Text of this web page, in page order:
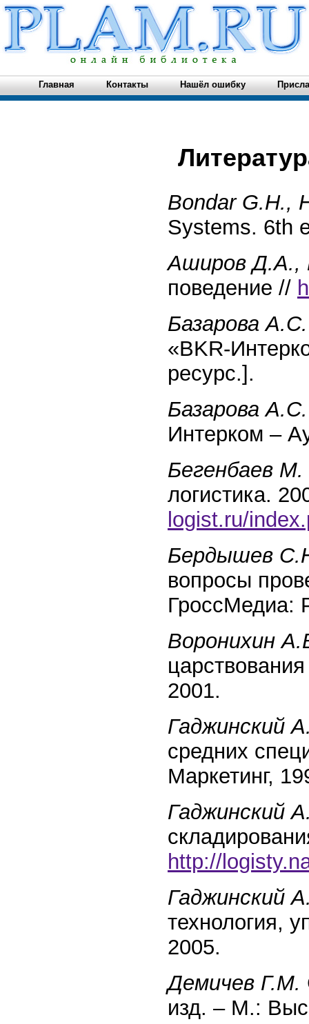
Главная Контакты Нашёл ошибку
Bondar G.H.,
Systems. 6th
Аширов Д.А.,
поведение //
Базарова А.С.
«BKR-
ресурс.].
Базарова А.С.
Интерком –
Бегенбаев М.
логистика.
logist.ru/
Бердышев
вопросы
Воронихин
2001.
Гаджинский
средних
Маркетинг,
Гаджинский
http://
Гаджинский
технология,
2005.
Демичев Г.М.
изд. – М.: